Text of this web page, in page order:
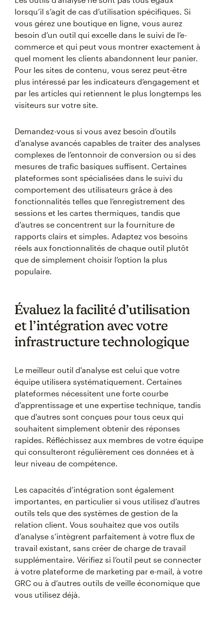
lorsqu’il s’agit de cas d’utilisation spécifiques. Si
vous gérez une boutique en ligne, vous aurez
besoin d’un outil qui excelle dans le suivi de l’e-
commerce et qui peut vous montrer exactement à
quel moment les clients abandonnent leur panier.
Pour les sites de contenu, vous serez peut-être
plus intéressé par les indicateurs d’engagement et
par les articles qui retiennent le plus longtemps les
visiteurs sur votre site.
Demandez-vous si vous avez besoin d’outils
d’analyse avancés capables de traiter des analyses
complexes de l’entonnoir de conversion ou si des
mesures de trafic basiques suffisent. Certaines
plateformes sont spécialisées dans le suivi du
comportement des utilisateurs grâce à des
fonctionnalités telles que l’enregistrement des
sessions et les cartes thermiques, tandis que
d’autres se concentrent sur la fourniture de
rapports clairs et simples. Adaptez vos besoins
réels aux fonctionnalités de chaque outil plutôt
que de simplement choisir l’option la plus
populaire.
Évaluez la facilité d’utilisation
et l’intégration avec votre
infrastructure technologique
Le meilleur outil d'analyse est celui que votre
équipe utilisera systématiquement. Certaines
plateformes nécessitent une forte courbe
d'apprentissage et une expertise technique, tandis
que d'autres sont conçues pour tous ceux qui
souhaitent simplement obtenir des réponses
rapides. Réfléchissez aux membres de votre équipe
qui consulteront régulièrement ces données et à
leur niveau de compétence.
Les capacités d’intégration sont également
importantes, en particulier si vous utilisez d’autres
outils tels que des systèmes de gestion de la
relation client. Vous souhaitez que vos outils
d’analyse s’intègrent parfaitement à votre flux de
travail existant, sans créer de charge de travail
supplémentaire. Vérifiez si l’outil peut se connecter
à votre plateforme de marketing par e-mail, à votre
GRC ou à d’autres outils de veille économique que
vous utilisez déjà.